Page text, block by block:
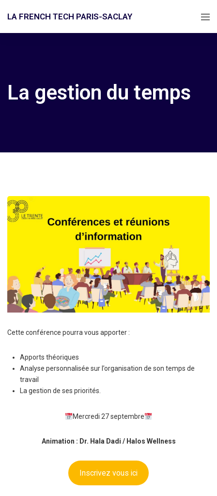
LA FRENCH TECH PARIS-SACLAY
La gestion du temps
Cette conférence pourra vous apporter :
Apports théoriques
Analyse personnalisée sur l’organisation de son temps de
travail
La gestion de ses priorités.
Mercredi 27 septembre
Animation : Dr. Hala Dadi / Halos Wellness
Inscrivez vous ici